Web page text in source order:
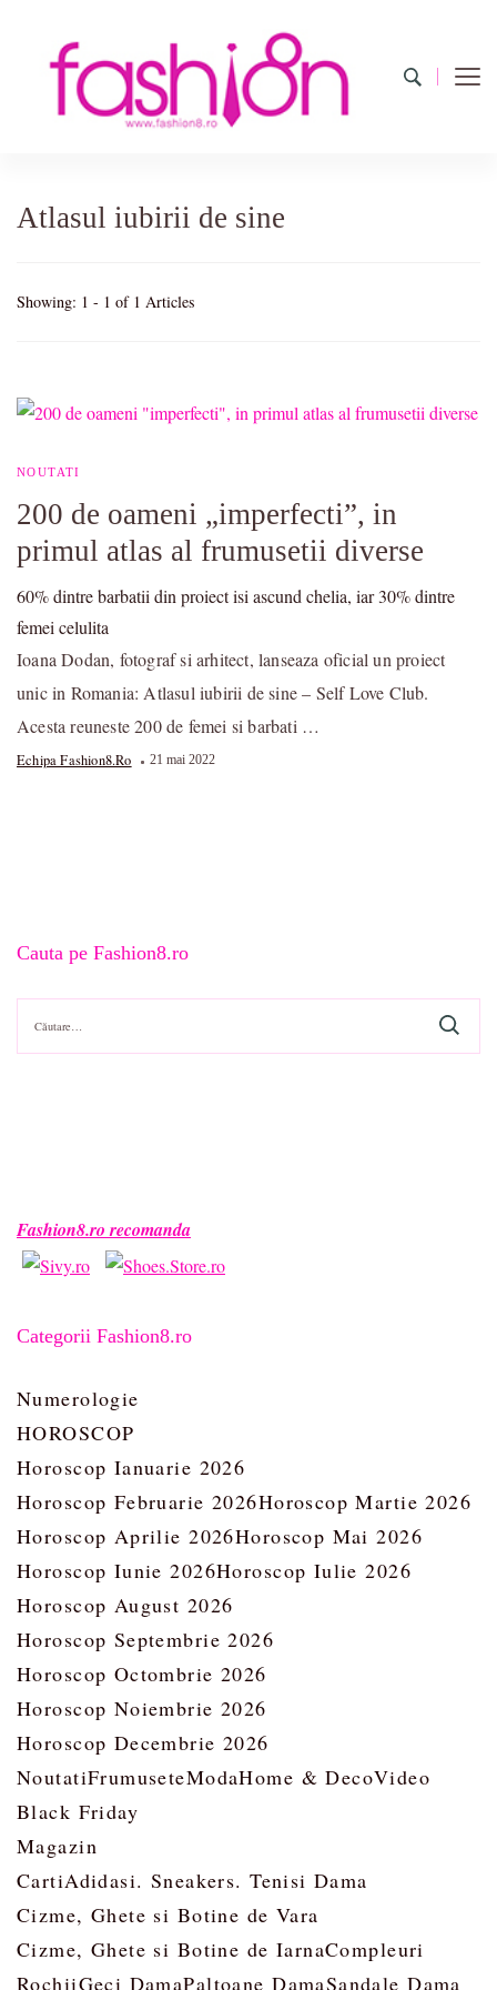
poze cu modele de manichiuri!❤️
Atlasul iubirii de sine
Showing: 1 - 1 of 1 Articles
NOUTATI
200 de oameni „imperfecti”, in
primul atlas al frumusetii diverse
60% dintre barbatii din proiect isi ascund chelia, iar 30% dintre
femei celulita
Ioana Dodan, fotograf si arhitect, lanseaza oficial un proiect
unic in Romania: Atlasul iubirii de sine – Self Love Club.
Acesta reuneste 200 de femei si barbati …
Echipa Fashion8.ro 21 mai 2022
Cauta pe Fashion8.ro
Caută
după:
Fashion8.ro recomanda
Categorii Fashion8.ro
Numerologie
HOROSCOP
Horoscop Ianuarie 2026
Horoscop Februarie 2026Horoscop Martie 2026
Horoscop Aprilie 2026Horoscop Mai 2026
Horoscop Iunie 2026Horoscop Iulie 2026
Horoscop August 2026
Horoscop Septembrie 2026
Horoscop Octombrie 2026
Horoscop Noiembrie 2026
Horoscop Decembrie 2026
NoutatiFrumuseteModaHome & DecoVideo
Black Friday
Magazin
CartiAdidasi. Sneakers. Tenisi Dama
Cizme, Ghete si Botine de Vara
Cizme, Ghete si Botine de IarnaCompleuri
RochiiGeci DamaPaltoane DamaSandale Dama